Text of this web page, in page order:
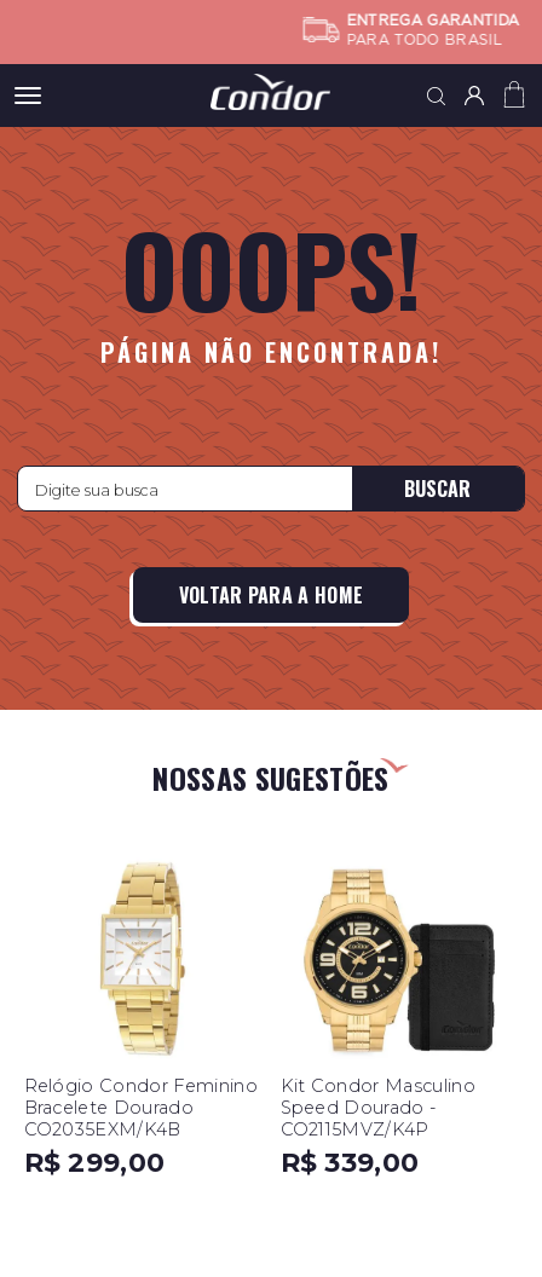
ENTREGA GARANTIDA
PARA TODO BRASIL
OOOPS!
PÁGINA NÃO ENCONTRADA!
BUSCAR
VOLTAR PARA A HOME
NOSSAS SUGESTÕES
Relógio Condor Feminino
Bracelete Dourado
CO2035EXM/K4B
R$ 299,00
Kit Condor Masculino
Speed Dourado -
CO2115MVZ/K4P
R$ 339,00